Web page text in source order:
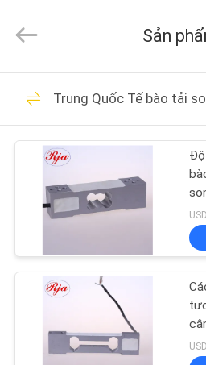
TRANG
CHỦ
CÁC
PHẨM
VIDEO
CHÚNG
Ruijia
Measurement
Ltd..
Reserved.
Strain đo
Single
trọng di
Sản
Trung Quốc Tế bào tải